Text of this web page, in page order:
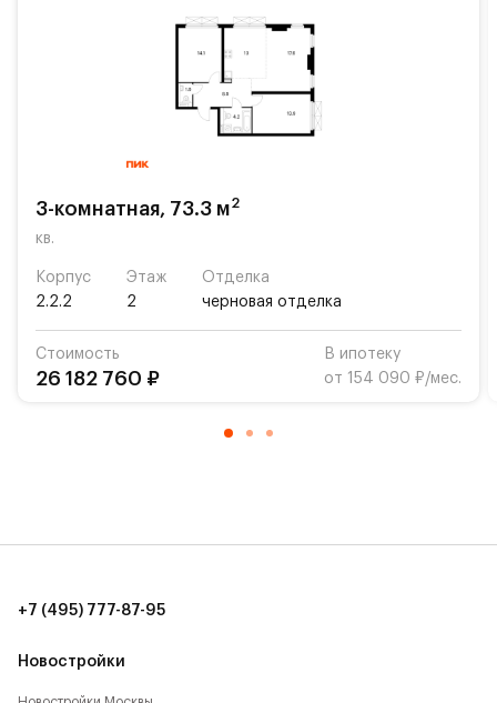
3-комнатная, 73.3 м2
кв.
Корпус
2.2.2
Этаж
2
Отделка
черновая отделка
Стоимость
26 182 760 ₽
В ипотеку
от 154 090 ₽/мес.
Новостройки
+7 (495) 777-87-95